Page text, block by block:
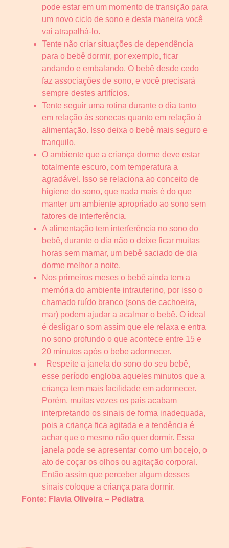
pode estar em um momento de transição para
um novo ciclo de sono e desta maneira você
vai atrapalhá-lo.
Tente não criar situações de dependência
para o bebê dormir, por exemplo, ficar
andando e embalando. O bebê desde cedo
faz associações de sono, e você precisará
sempre destes artifícios.
Tente seguir uma rotina durante o dia tanto
em relação às sonecas quanto em relação à
alimentação. Isso deixa o bebê mais seguro e
tranquilo.
O ambiente que a criança dorme deve estar
totalmente escuro, com temperatura a
agradável. Isso se relaciona ao conceito de
higiene do sono, que nada mais é do que
manter um ambiente apropriado ao sono sem
fatores de interferência.
A alimentação tem interferência no sono do
bebê, durante o dia não o deixe ficar muitas
horas sem mamar, um bebê saciado de dia
dorme melhor a noite.
Nos primeiros meses o bebê ainda tem a
memória do ambiente intrauterino, por isso o
chamado ruído branco (sons de cachoeira,
mar) podem ajudar a acalmar o bebê. O ideal
é desligar o som assim que ele relaxa e entra
no sono profundo o que acontece entre 15 e
20 minutos após o bebe adormecer.
Respeite a janela do sono do seu bebê,
esse período engloba aqueles minutos que a
criança tem mais facilidade em adormecer.
Porém, muitas vezes os pais acabam
interpretando os sinais de forma inadequada,
pois a criança fica agitada e a tendência é
achar que o mesmo não quer dormir. Essa
janela pode se apresentar como um bocejo, o
ato de coçar os olhos ou agitação corporal.
Então assim que perceber algum desses
sinais coloque a criança para dormir.
Fonte: Flavia Oliveira – Pediatra